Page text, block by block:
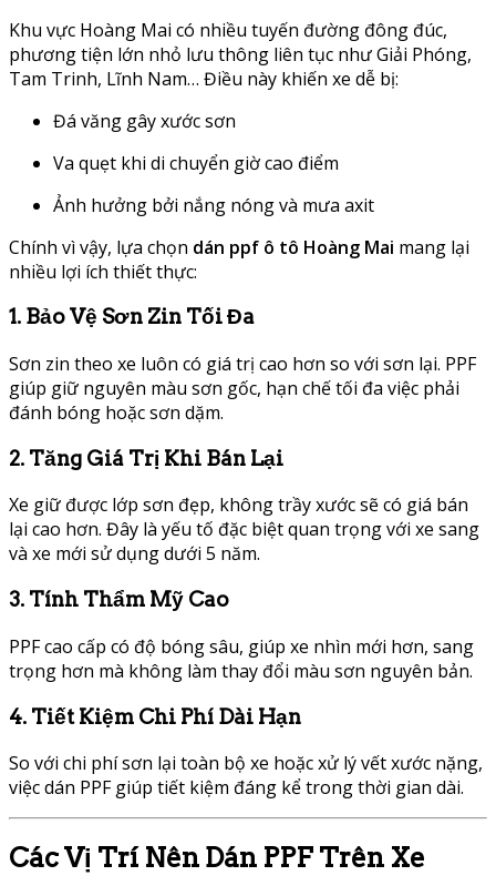
Khu vực Hoàng Mai có nhiều tuyến đường đông đúc,
phương tiện lớn nhỏ lưu thông liên tục như Giải Phóng,
Tam Trinh, Lĩnh Nam… Điều này khiến xe dễ bị:
Đá văng gây xước sơn
Va quẹt khi di chuyển giờ cao điểm
Ảnh hưởng bởi nắng nóng và mưa axit
Chính vì vậy, lựa chọn dán ppf ô tô Hoàng Mai mang lại
nhiều lợi ích thiết thực:
1. Bảo Vệ Sơn Zin Tối Đa
Sơn zin theo xe luôn có giá trị cao hơn so với sơn lại. PPF
giúp giữ nguyên màu sơn gốc, hạn chế tối đa việc phải
đánh bóng hoặc sơn dặm.
2. Tăng Giá Trị Khi Bán Lại
Xe giữ được lớp sơn đẹp, không trầy xước sẽ có giá bán
lại cao hơn. Đây là yếu tố đặc biệt quan trọng với xe sang
và xe mới sử dụng dưới 5 năm.
3. Tính Thẩm Mỹ Cao
PPF cao cấp có độ bóng sâu, giúp xe nhìn mới hơn, sang
trọng hơn mà không làm thay đổi màu sơn nguyên bản.
4. Tiết Kiệm Chi Phí Dài Hạn
So với chi phí sơn lại toàn bộ xe hoặc xử lý vết xước nặng,
việc dán PPF giúp tiết kiệm đáng kể trong thời gian dài.
Các Vị Trí Nên Dán PPF Trên Xe